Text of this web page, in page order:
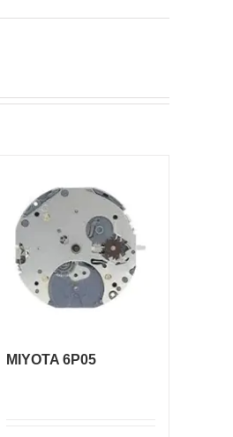
MIYOTA 6P05